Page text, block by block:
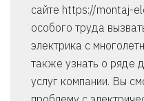
сайте https://montaj-
особого труда
электрика с
также узнать о ряде
услуг компании. Вы